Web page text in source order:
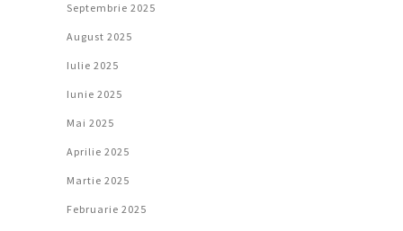
Septembrie 2025
August 2025
Iulie 2025
Iunie 2025
Mai 2025
Aprilie 2025
Martie 2025
Februarie 2025